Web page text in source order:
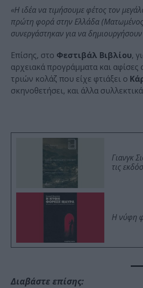
«Η ιδέα να τιμήσουμε φέτος τον
πρώτη φορά στην Ελλάδα (Ματωμένος
συνεργάστηκαν για να
Επίσης, στο Φεστιβάλ Βιβλίου,
αρχειακά προγράμματα και
τριών κολάζ που είχε φτιάξει ο
σκηνοθετήσει, και άλλα
Γιανγκ
τις
Η νύφη
Διαβάστε επίσης: